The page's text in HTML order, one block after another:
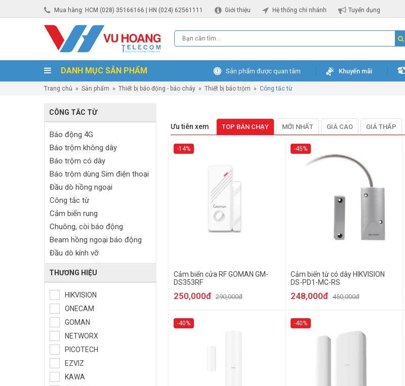
Mua hàng: HCM (028) 35166166 | HN (024) 62561111 Giới thiệu Hệ thống chi nhánh Tuyển dụng
DANH MỤC SẢN PHẨM Sản phẩm được quan tâm Khuyến mãi
Trang chủ » Sản phẩm » Thiết bị báo động - báo cháy » Thiết bị báo trộm » Công tắc từ
CÔNG TẮC TỪ
Báo động 4G
Báo trộm không dây
Báo trộm có dây
Báo trộm dùng Sim điện thoại
Đầu dò hồng ngoại
Công tắc từ
Cảm biến rung
Chuông, còi báo động
Beam hồng ngoại báo động
Đầu dò kính vỡ
Remote báo động
Module GSM
Trung tâm báo động
Bảng điều khiển
Card mở rộng trung tâm báo
động
Phụ kiện báo trộm
Nút ấn báo động khẩn cấp
THƯƠNG HIỆU
HIKVISION
ONECAM
GOMAN
NETWORX
PICOTECH
EZVIZ
KAWA
Ưu tiên xem TOP BÁN CHẠY MỚI NHẤT GIÁ CAO GIÁ THẤP
-14%
Cảm biến cửa RF GOMAN GM-
DS353RF
250,000đ 290,000đ
-45%
Cảm biến từ có dây HIKVISION
DS-PD1-MC-RS
248,000đ 450,000đ
-40% -40%